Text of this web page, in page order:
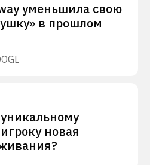
уменьшила свою
в прошлом
новая